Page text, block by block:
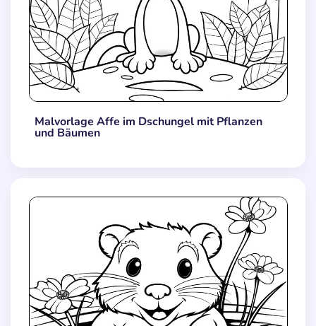
Malvorlage Affe im Dschungel mit Pflanzen
und Bäumen